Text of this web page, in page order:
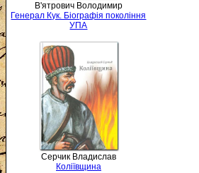
В'ятрович Володимир
Генерал Кук. Біографія покоління
УПА
Серчик Владислав
Коліївщина